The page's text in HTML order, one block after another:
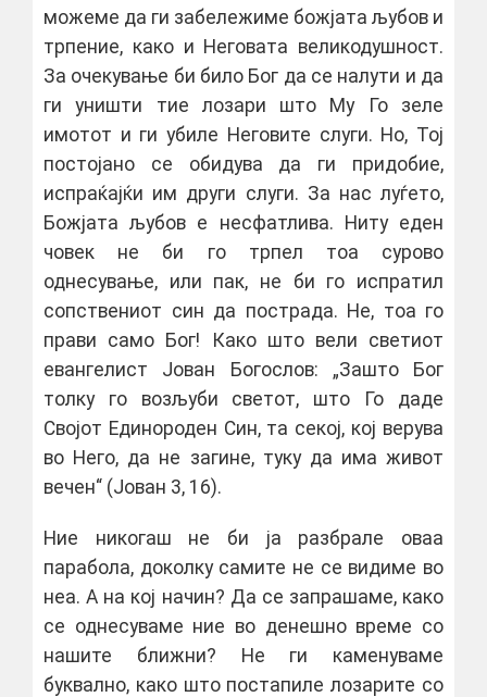
можеме да ги забележиме божјата љубов и
трпение, како и Неговата великодушност.
За очекување би било Бог да се налути и да
ги уништи тие лозари што Му Го зеле
имотот и ги убиле Неговите слуги. Но, Тој
постојано се обидува да ги придобие,
испраќајќи им други слуги. За нас луѓето,
Божјата љубов е несфатлива. Ниту еден
човек не би го трпел тоа сурово
однесување, или пак, не би го испратил
сопствениот син да пострада. Не, тоа го
прави само Бог! Како што вели светиот
евангелист Јован Богослов: „Зашто Бог
толку го возљуби светот, што Го даде
Својот Единороден Син, та секој, кој верува
во Него, да не загине, туку да има живот
вечен“ (Јован 3, 16).
Ние никогаш не би ја разбрале оваа
парабола, доколку самите не се видиме во
неа. А на кој начин? Да се запрашаме, како
се однесуваме ние во денешно време со
нашите ближни? Не ги каменуваме
буквално, како што постапиле лозарите со